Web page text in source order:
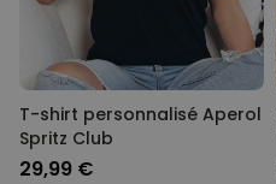
T-shirt personnalisé Aperol
Spritz Club
29,99 €